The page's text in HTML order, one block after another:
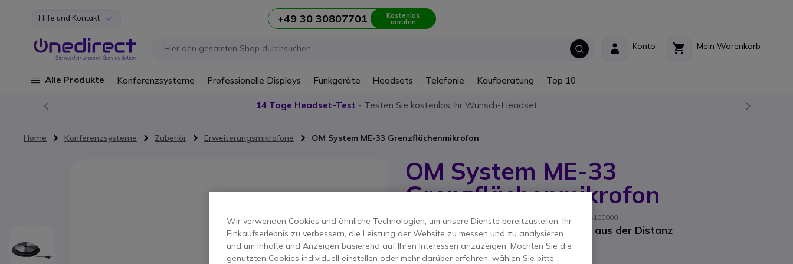
Zum Inhalt springen
Hilfe und Kontakt +49 30 30807701 Kostenlos
anrufen
Mein Warenkorb
Konto
Alle Produkte Konferenzsysteme Professionelle Displays Funkgeräte Headsets Telefonie Kaufberatung Top 10
14 Tage Headset-Test - Testen Sie kostenlos Ihr Wunsch-Headset
Home Konferenzsysteme Zubehör Erweiterungsmikrofone OM System ME-33 Grenzflächenmikrofon
OM System ME-33
Grenzflächenmikrofon
Produkt-Referenz: OLM33 // Hersteller-Referenz: V4571410E000
Grenzflächenmikrofon für Aufnahmen aus der Distanz
ERSPARNIS 97,00 €
Wir verwenden Cookies und ähnliche Technologien, um unsere Dienste bereitzustellen, Ihr
Einkaufserlebnis zu verbessern, die Leistung der Website zu messen und zu analysieren
und um Inhalte und Anzeigen basierend auf Ihren Interessen anzuzeigen. Möchten Sie die
genutzten Cookies individuell einstellen oder mehr darüber erfahren, wählen Sie bitte